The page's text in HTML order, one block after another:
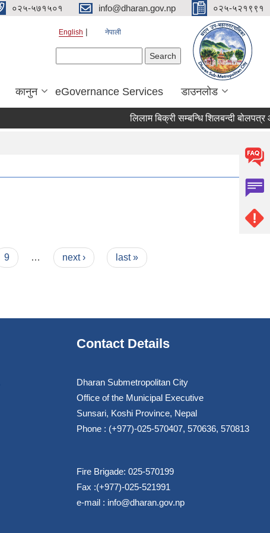
०२५-५७१५०१ info@dharan.gov.np ०२५-५२१९९१
English नेपाली
कानुन eGovernance Services डाउनलोड
9 … next › last »
Contact Details
Dharan Submetropolitan City
Office of the Municipal Executive
Sunsari, Koshi Province, Nepal
Phone : (+977)-025-570407, 570636, 570813
Fire Brigade: 025-570199
Fax :(+977)-025-521991
e-mail : info@dharan.gov.np